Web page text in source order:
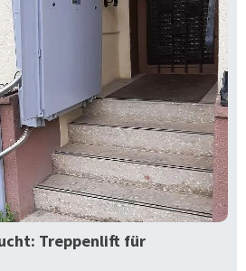
Treppenlift für